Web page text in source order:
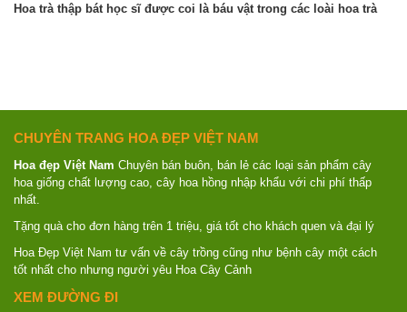
Hoa trà thập bát học sĩ được coi là báu vật trong các loài hoa trà
CHUYÊN TRANG HOA ĐẸP VIỆT NAM
Hoa đẹp Việt Nam Chuyên bán buôn, bán lẻ các loại sản phẩm cây
hoa giống chất lượng cao, cây hoa hồng nhập khẩu với chi phí thấp
nhất.
Tặng quà cho đơn hàng trên 1 triệu, giá tốt cho khách quen và đại lý
Hoa Đẹp Việt Nam tư vấn về cây trồng cũng như bệnh cây một cách
tốt nhất cho nhưng người yêu Hoa Cây Cảnh
XEM ĐƯỜNG ĐI